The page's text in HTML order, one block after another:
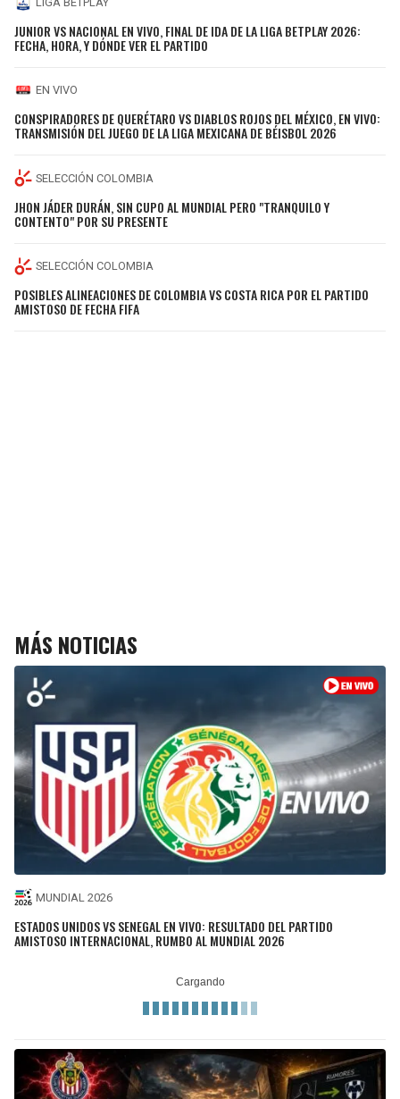
JUNIOR VS NACIONAL EN VIVO, FINAL DE IDA DE LA LIGA BETPLAY 2026:
FECHA, HORA, Y DÓNDE VER EL PARTIDO
EN VIVO
CONSPIRADORES DE QUERÉTARO VS DIABLOS ROJOS DEL MÉXICO, EN VIVO:
TRANSMISIÓN DEL JUEGO DE LA LIGA MEXICANA DE BÉISBOL 2026
SELECCIÓN COLOMBIA
JHON JÁDER DURÁN, SIN CUPO AL MUNDIAL PERO "TRANQUILO Y
CONTENTO" POR SU PRESENTE
SELECCIÓN COLOMBIA
POSIBLES ALINEACIONES DE COLOMBIA VS COSTA RICA POR EL PARTIDO
AMISTOSO DE FECHA FIFA
MÁS NOTICIAS
MUNDIAL 2026
ESTADOS UNIDOS VS SENEGAL EN VIVO: RESULTADO DEL PARTIDO
AMISTOSO INTERNACIONAL, RUMBO AL MUNDIAL 2026